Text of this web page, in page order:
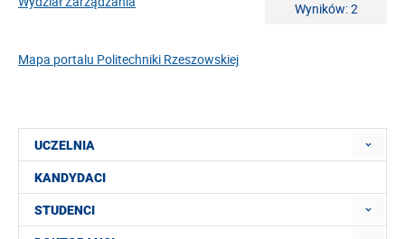
Wyników: 2
Mapa portalu Politechniki Rzeszowskiej
UCZELNIA
KANDYDACI
STUDENCI